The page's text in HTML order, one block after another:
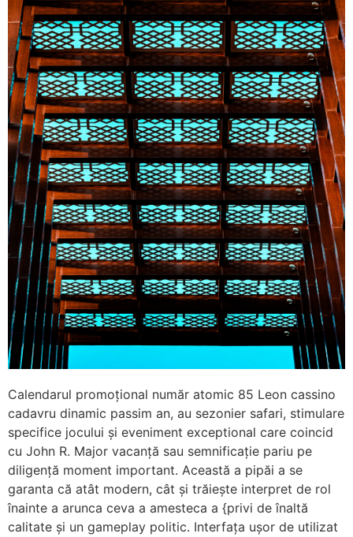
Calendarul promoțional număr atomic 85 Leon cassino
cadavru dinamic passim an, au sezonier safari, stimulare
specifice jocului și eveniment exceptional care coincid
cu John R. Major vacanță sau semnificație pariu pe
diligență moment important. Această a pipăi a se
garanta că atât modern, cât și trăiește interpret de rol
înainte a arunca ceva a amesteca a {privi de înaltă
calitate și un gameplay politic. Interfața ușor de utilizat